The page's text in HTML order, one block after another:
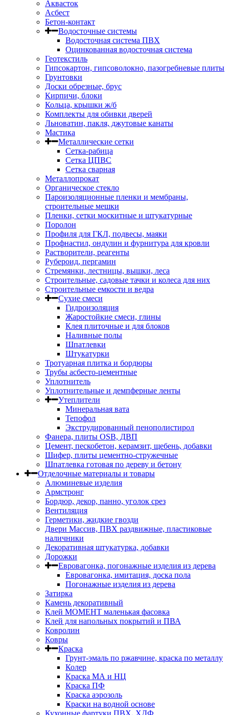
Аквасток
Асбест
Бетон-контакт
Водосточные системы
Водосточная система ПВХ
Оцинкованная водосточная система
Геотекстиль
Гипсокартон, гипсоволокно, пазогребневые плиты
Грунтовки
Доски обрезные, брус
Кирпичи, блоки
Кольца, крышки ж/б
Комплекты для обивки дверей
Льноватин, пакля, джутовые канаты
Мастика
Металлические сетки
Сетка-рабица
Сетка ЦПВС
Сетка сварная
Металлопрокат
Органическое стекло
Пароизоляционные пленки и мембраны,
строительные мешки
Пленки, сетки москитные и штукатурные
Поролон
Профиля для ГКЛ, подвесы, маяки
Профнастил, ондулин и фурнитура для кровли
Растворители, реагенты
Рубероид, пергамин
Стремянки, лестницы, вышки, леса
Строительные, садовые тачки и колеса для них
Строительные емкости и ведра
Сухие смеси
Гидроизоляция
Жаростойкие смеси, глины
Клея плиточные и для блоков
Наливные полы
Шпатлевки
Штукатурки
Тротуарная плитка и бордюры
Трубы асбесто-цементные
Уплотнитель
Уплотнительные и демпферные ленты
Утеплители
Минеральная вата
Тепофол
Экструдированный пенополистирол
Фанера, плиты OSB, ДВП
Цемент, пескобетон, керамзит, щебень, добавки
Шифер, плиты цементно-стружечные
Шпатлевка готовая по дереву и бетону
Отделочные материалы и товары
Алюминевые изделия
Армстронг
Бордюр, декор, панно, уголок срез
Вентиляция
Герметики, жидкие гвозди
Двери Массив, ПВХ раздвижные, пластиковые
наличники
Декоративная штукатурка, добавки
Дорожки
Евровагонка, погонажные изделия из дерева
Евровагонка, имитация, доска пола
Погонажные изделия из дерева
Затирка
Камень декоративный
Клей МОМЕНТ маленькая фасовка
Клей для напольных покрытий и ПВА
Ковролин
Ковры
Краска
Грунт-эмаль по ржавчине, краска по металлу
Колер
Краска МА и НЦ
Краска ПФ
Краска аэрозоль
Краски на водной основе
Кухонные фартуки ПВХ, ХДФ